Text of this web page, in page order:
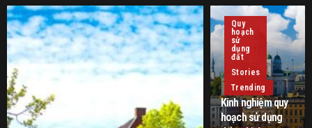
Quy
hoạch
sử
dụng
đất
Stories
Trending
Kinh nghiệm quy
hoạch sử dụng